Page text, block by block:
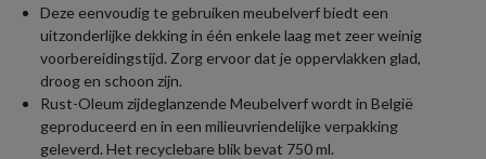
Deze eenvoudig te gebruiken meubelverf biedt een
uitzonderlijke dekking in één enkele laag met zeer weinig
voorbereidingstijd. Zorg ervoor dat je oppervlakken glad,
droog en schoon zijn.
Rust-Oleum zijdeglanzende Meubelverf wordt in België
geproduceerd en in een milieuvriendelijke verpakking
geleverd. Het recyclebare blik bevat 750 ml.